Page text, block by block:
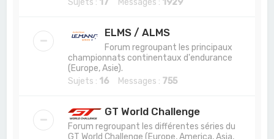
ELMS / ALMS
Forum regroupant les principaux
championnats continentaux d'endurance
(Europe, Asie).
Sujets : 16 Messages : 755
GT World Challenge
Forum regroupant les différentes séries du
GT World Challenge (Europe, America, Asia,